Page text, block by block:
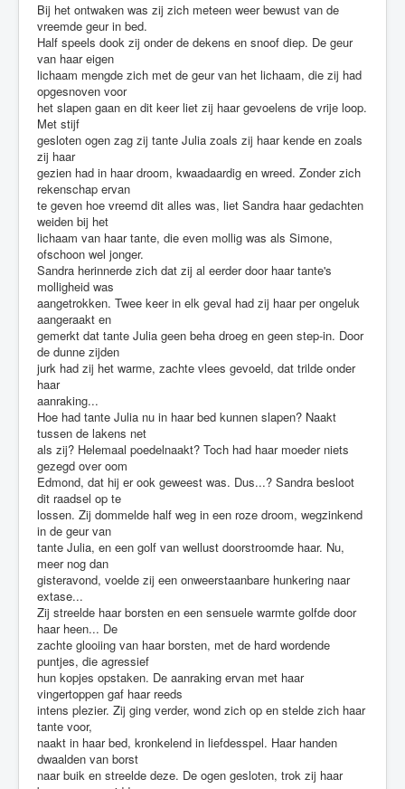
Bij het ontwaken was zij zich meteen weer bewust van de
vreemde geur in bed.
Half speels dook zij onder de dekens en snoof diep. De geur
van haar eigen
lichaam mengde zich met de geur van het lichaam, die zij had
opgesnoven voor
het slapen gaan en dit keer liet zij haar gevoelens de vrije loop.
Met stijf
gesloten ogen zag zij tante Julia zoals zij haar kende en zoals
zij haar
gezien had in haar droom, kwaadaardig en wreed. Zonder zich
rekenschap ervan
te geven hoe vreemd dit alles was, liet Sandra haar gedachten
weiden bij het
lichaam van haar tante, die even mollig was als Simone,
ofschoon wel jonger.
Sandra herinnerde zich dat zij al eerder door haar tante's
molligheid was
aangetrokken. Twee keer in elk geval had zij haar per ongeluk
aangeraakt en
gemerkt dat tante Julia geen beha droeg en geen step-in. Door
de dunne zijden
jurk had zij het warme, zachte vlees gevoeld, dat trilde onder
haar
aanraking...
Hoe had tante Julia nu in haar bed kunnen slapen? Naakt
tussen de lakens net
als zij? Helemaal poedelnaakt? Toch had haar moeder niets
gezegd over oom
Edmond, dat hij er ook geweest was. Dus...? Sandra besloot
dit raadsel op te
lossen. Zij dommelde half weg in een roze droom, wegzinkend
in de geur van
tante Julia, en een golf van wellust doorstroomde haar. Nu,
meer nog dan
gisteravond, voelde zij een onweerstaanbare hunkering naar
extase...
Zij streelde haar borsten en een sensuele warmte golfde door
haar heen... De
zachte glooiing van haar borsten, met de hard wordende
puntjes, die agressief
hun kopjes opstaken. De aanraking ervan met haar
vingertoppen gaf haar reeds
intens plezier. Zij ging verder, wond zich op en stelde zich haar
tante voor,
naakt in haar bed, kronkelend in liefdesspel. Haar handen
dwaalden van borst
naar buik en streelde deze. De ogen gesloten, trok zij haar